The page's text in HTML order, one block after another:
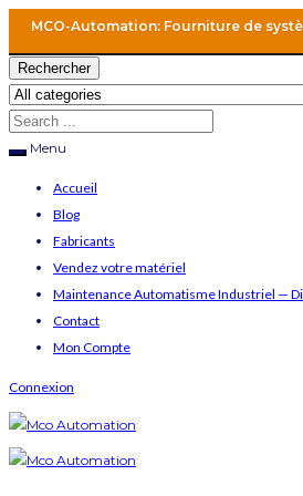
MCO-Automation: Fourniture de
Rechercher
Menu
Accueil
Blog
Fabricants
Vendez votre matériel
Maintenance Automatisme Industriel —
Contact
Mon Compte
Connexion